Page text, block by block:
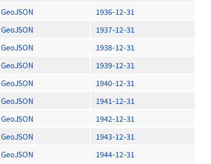
GeoJSON
1936-12-31
GeoJSON
1937-12-31
GeoJSON
1938-12-31
GeoJSON
1939-12-31
GeoJSON
1940-12-31
GeoJSON
1941-12-31
GeoJSON
1942-12-31
GeoJSON
1943-12-31
GeoJSON
1944-12-31